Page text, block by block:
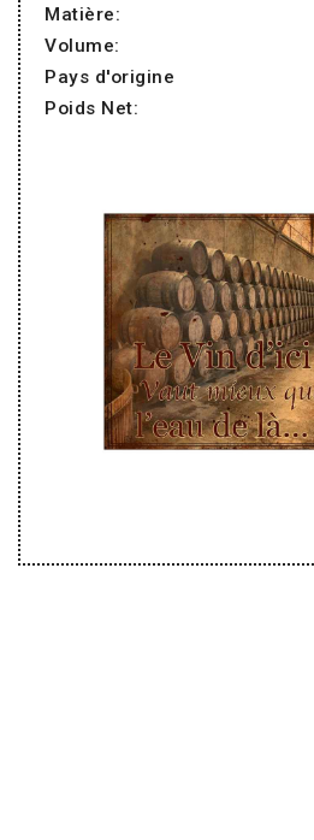
Matière:
Volume:
Pays d'origine
Poids Net: